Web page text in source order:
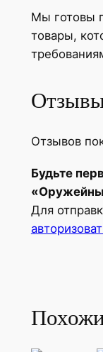
Мы готовы
товары,
Отзывов
Будьте
Для